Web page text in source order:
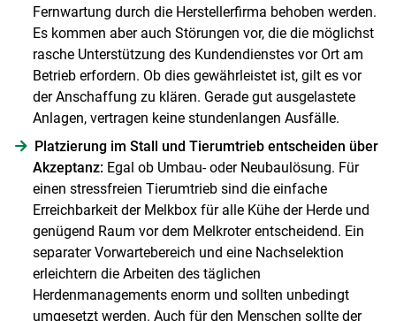
Fernwartung durch die Herstellerfirma behoben werden.
Es kommen aber auch Störungen vor, die die möglichst
rasche Unterstützung des Kundendienstes vor Ort am
Betrieb erfordern. Ob dies gewährleistet ist, gilt es vor
der Anschaffung zu klären. Gerade gut ausgelastete
Anlagen, vertragen keine stundenlangen Ausfälle.
Platzierung im Stall und Tierumtrieb entscheiden über
Akzeptanz:Egal ob Umbau- oder Neubaulösung. Für
einen stressfreien Tierumtrieb sind die einfache
Erreichbarkeit der Melkbox für alle Kühe der Herde und
genügend Raum vor dem Melkroter entscheidend. Ein
separater Vorwartebereich und eine Nachselektion
erleichtern die Arbeiten des täglichen
Herdenmanagements enorm und sollten unbedingt
umgesetzt werden. Auch für den Menschen sollte der